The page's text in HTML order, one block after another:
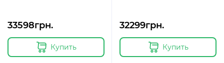
33598грн.
Купить
32299грн.
Купить